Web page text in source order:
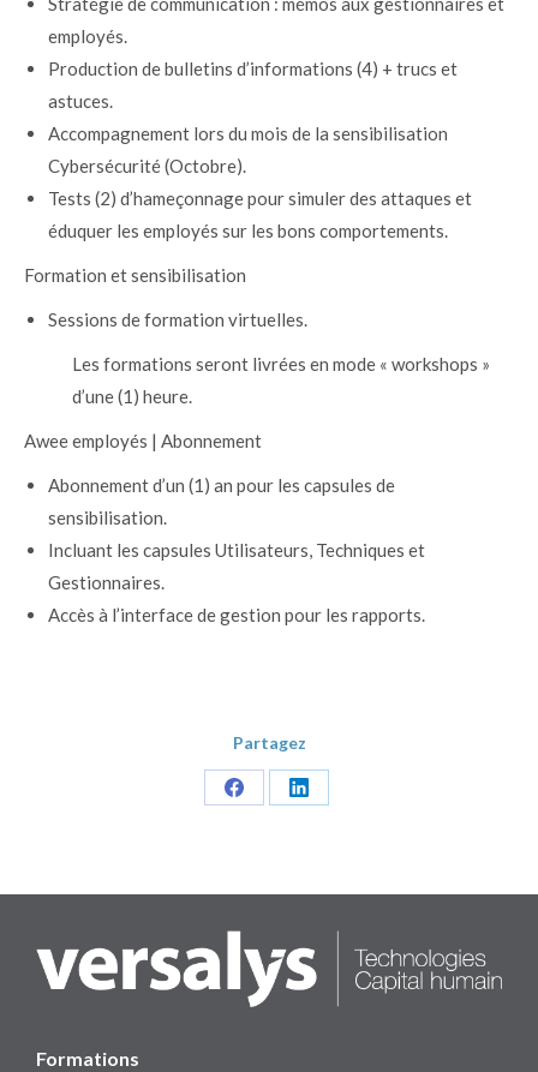
employés.
Production de bulletins d’informations (4) + trucs et
astuces.
Accompagnement lors du mois de la sensibilisation
Cybersécurité (Octobre).
Tests (2) d’hameçonnage pour simuler des attaques et
éduquer les employés sur les bons comportements.
Formation et sensibilisation
Sessions de formation virtuelles.
Les formations seront livrées en mode « workshops »
d’une (1) heure.
Awee employés | Abonnement
Abonnement d’un (1) an pour les capsules de
sensibilisation.
Incluant les capsules Utilisateurs, Techniques et
Gestionnaires.
Accès à l’interface de gestion pour les rapports.
Partagez
Share
Share
Formations